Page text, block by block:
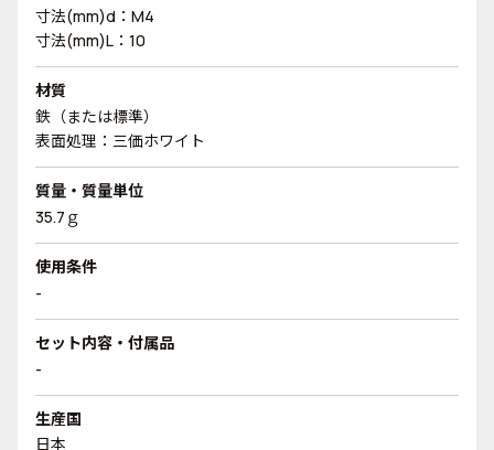
寸法(mm)d：M4
寸法(mm)L：10
材質
鉄（または標準）
表面処理：三価ホワイト
質量・質量単位
35.7ｇ
使用条件
-
セット内容・付属品
-
生産国
日本